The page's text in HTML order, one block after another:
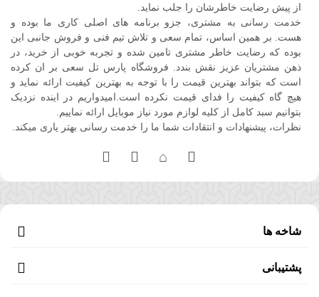
از پیش رضایت خاطرشان را جلب نماید.
خدمت رسانی به مشتری، جزو برنامه های اصلی کاری ما بوده و
هست. بر همین اساس، تمام سعی و تلاش تیم فنی و فروش جانبی این
بوده که رضایت خاطر مشتری تامین شده و تجربه خوبی از خرید، در
ذهن مشتریان عزیز نقش بندد. فروشگاه پارس تل سعی بر ان کرده
است که بتواند بهترین قیمت را با توجه به بهترین کیفیت ارائه نماید و
هیچ گاه کیفیت را فدای قیمت نکرده است.امیدواریم در اینده نزدیک
بتوانیم سبد کامل از کلیه لوازم مورد نیاز موبایل ارائه نماییم.
نظرات، پیشنهادات و انتقادات شما ما را خدمت رسانی بهتر یاری میکند.
شاخه ها
پشتیبانی